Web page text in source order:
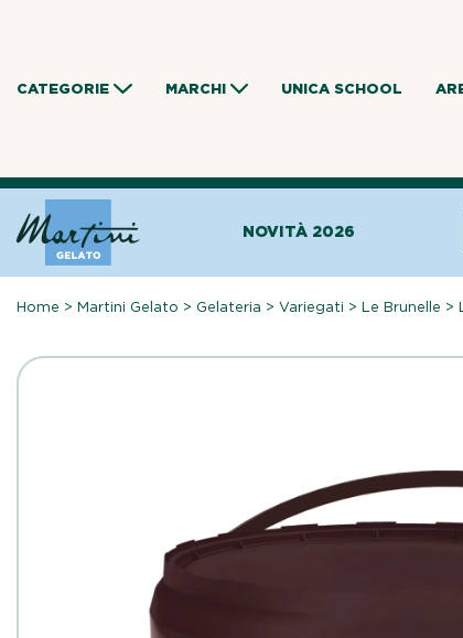
CATEGORIE MARCHI UNICA SCHOOL
NOVITÀ 2026
Home >Martini Gelato > Gelateria >Variegati >Le Brunelle >